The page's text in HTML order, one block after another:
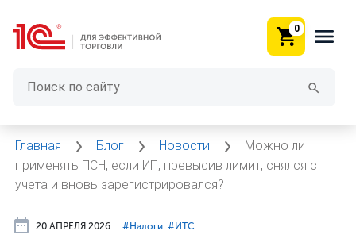
0
Главная Блог Новости
Можно ли
применять ПСН, если ИП, превысив лимит, снялся с
учета и вновь зарегистрировался?
20 АПРЕЛЯ 2026 #⁣Налоги #⁣ИТC